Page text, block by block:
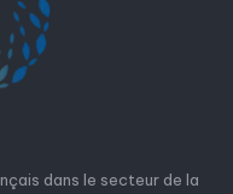
dans le secteur de la